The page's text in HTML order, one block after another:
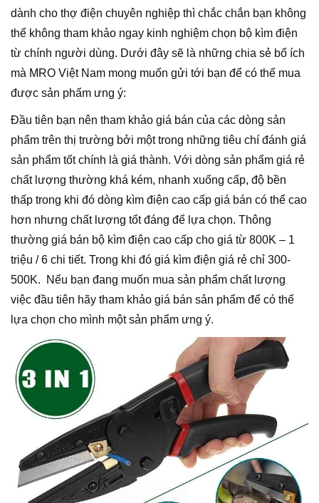
dành cho thợ điện chuyên nghiệp thì chắc chắn bạn không
thể không tham khảo ngay kinh nghiệm chọn bộ kìm điện
từ chính người dùng. Dưới đây sẽ là những chia sẻ bổ ích
mà MRO Việt Nam mong muốn gửi tới bạn để có thể mua
được sản phẩm ưng ý:
Đầu tiên bạn nên tham khảo giá bán của các dòng sản
phẩm trên thị trường bởi một trong những tiêu chí đánh giá
sản phẩm tốt chính là giá thành. Với dòng sản phẩm giá rẻ
chất lượng thường khá kém, nhanh xuống cấp, độ bền
thấp trong khi đó dòng kìm điện cao cấp giá bán có thể cao
hơn nhưng chất lượng tốt đáng để lựa chọn. Thông
thường giá bán bộ kìm điện cao cấp cho giá từ 800K – 1
triệu / 6 chi tiết. Trong khi đó giá kìm điện giá rẻ chỉ 300-
500K. Nếu bạn đang muốn mua sản phẩm chất lượng
việc đầu tiên hãy tham khảo giá bán sản phẩm để có thể
lựa chọn cho mình một sản phẩm ưng ý.